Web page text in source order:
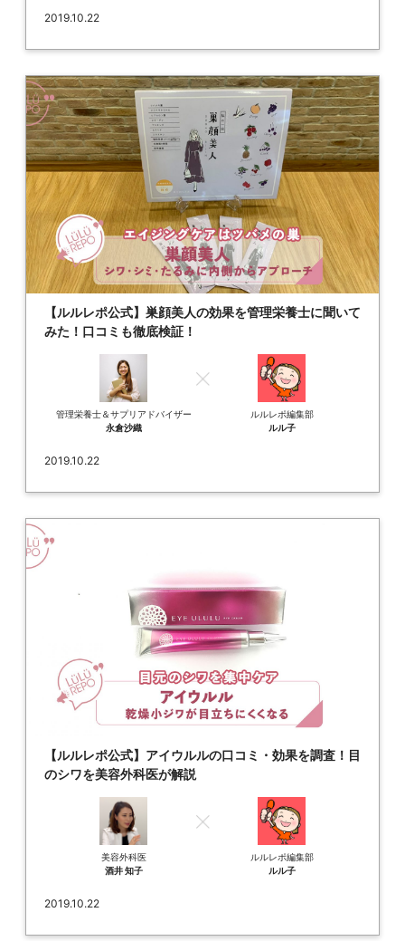
2019.10.22
【ルルレポ公式】巣顔美人の効果を管理栄養士に聞いて
みた！口コミも徹底検証！
管理栄養士＆サプリアドバイザー
永倉沙織
ルルレポ編集部
ルル子
2019.10.22
【ルルレポ公式】アイウルルの口コミ・効果を調査！目
のシワを美容外科医が解説
美容外科医
酒井 知子
ルルレポ編集部
ルル子
2019.10.22